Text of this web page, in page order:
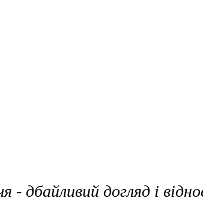
- дбайливий догляд і